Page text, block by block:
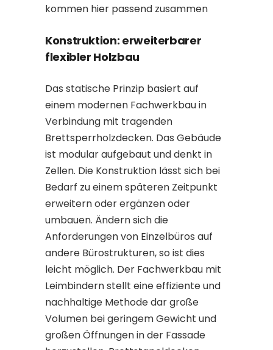
kommen hier passend zusammen
Konstruktion: erweiterbarer
flexibler Holzbau
Das statische Prinzip basiert auf
einem modernen Fachwerkbau in
Verbindung mit tragenden
Brettsperrholzdecken. Das Gebäude
ist modular aufgebaut und denkt in
Zellen. Die Konstruktion lässt sich bei
Bedarf zu einem späteren Zeitpunkt
erweitern oder ergänzen oder
umbauen. Ändern sich die
Anforderungen von Einzelbüros auf
andere Bürostrukturen, so ist dies
leicht möglich. Der Fachwerkbau mit
Leimbindern stellt eine effiziente und
nachhaltige Methode dar große
Volumen bei geringem Gewicht und
großen Öffnungen in der Fassade